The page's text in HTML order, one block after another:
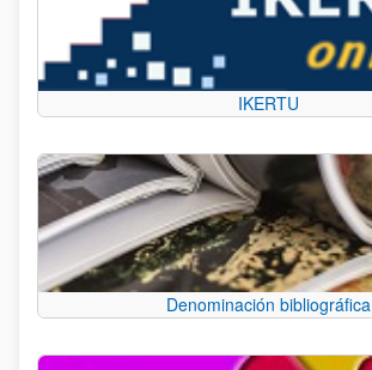
IKERTU
Denominación bibliográfica